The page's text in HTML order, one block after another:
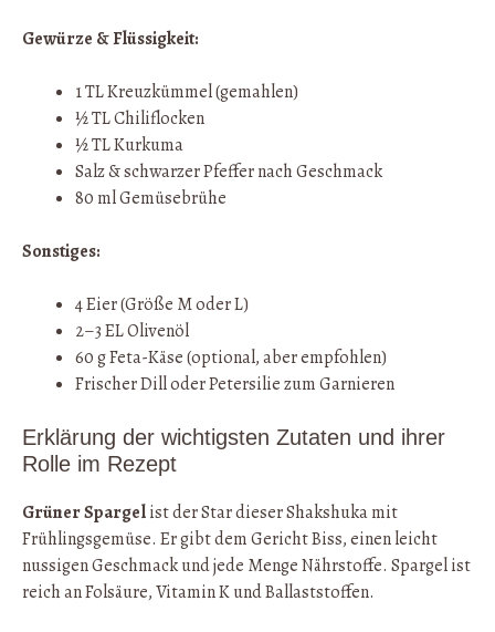
Gewürze & Flüssigkeit:
1 TL Kreuzkümmel (gemahlen)
½ TL Chiliflocken
½ TL Kurkuma
Salz & schwarzer Pfeffer nach Geschmack
80 ml Gemüsebrühe
Sonstiges:
4 Eier (Größe M oder L)
2–3 EL Olivenöl
60 g Feta-Käse (optional, aber empfohlen)
Frischer Dill oder Petersilie zum Garnieren
Erklärung der wichtigsten Zutaten und ihrer
Rolle im Rezept
Grüner Spargelist der Star dieser Shakshuka mit
Frühlingsgemüse. Er gibt dem Gericht Biss, einen leicht
nussigen Geschmack und jede Menge Nährstoffe. Spargel ist
reich an Folsäure, Vitamin K und Ballaststoffen.